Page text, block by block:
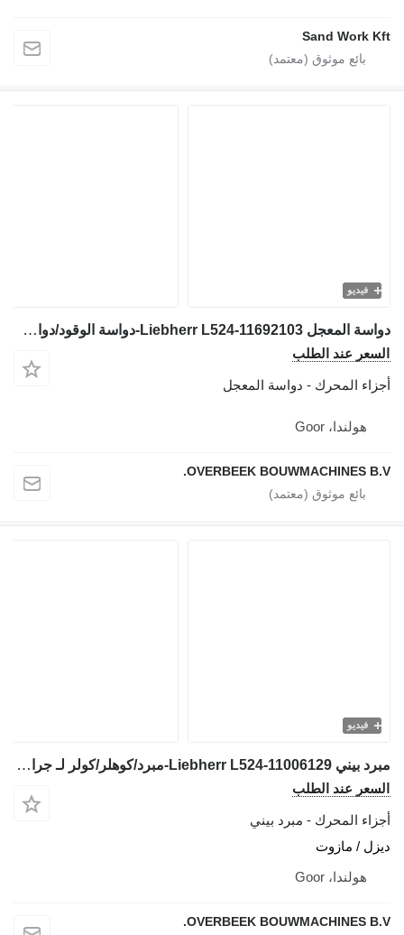
Sand Work
فيديو
دواسة المعجل Liebherr L524-11692103-دواسة الوقود/دواسة الوقود لـ جرافة ذات عجلات
عند الطلب
المحرك - دواسة المعجل
هولندا، Goor
OVERBEEK BOUWMACHINES
فيديو
مبرد بيني Liebherr L524-11006129-مبرد/كوهلر/كولر لـ جرافة ذات عجلات
عند الطلب
المحرك - مبرد بيني
/ مازوت
هولندا، Goor
OVERBEEK BOUWMACHINES